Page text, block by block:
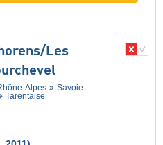
​Les
Alpes
Savoie
Tarentaise